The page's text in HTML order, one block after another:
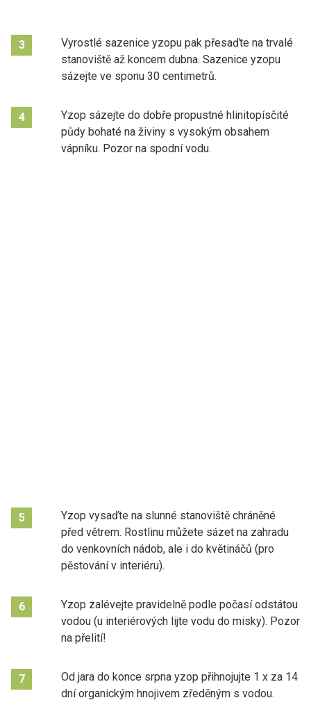
3
Vyrostlé sazenice yzopu pak přesaďte na trvalé
stanoviště až koncem dubna. Sazenice yzopu
sázejte ve sponu 30 centimetrů.
4
Yzop sázejte do dobře propustné hlinitopísčité
půdy bohaté na živiny s vysokým obsahem
vápníku. Pozor na spodní vodu.
5
Yzop vysaďte na slunné stanoviště chráněné
před větrem. Rostlinu můžete sázet na zahradu
do venkovních nádob, ale i do květináčů (pro
pěstování v interiéru).
6
Yzop zalévejte pravidelně podle počasí odstátou
vodou (u interiérových lijte vodu do misky). Pozor
na přelití!
7
Od jara do konce srpna yzop přihnojujte 1 x za 14
dní organickým hnojivem zředěným s vodou.